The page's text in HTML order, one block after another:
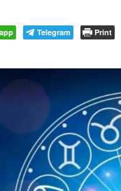
Telegram Print